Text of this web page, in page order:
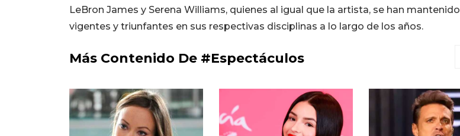
LeBron James y Serena Williams, quienes al igual que la artista, se han mantenido
vigentes y triunfantes en sus respectivas disciplinas a lo largo de los años.
Más Contenido De #Espectáculos